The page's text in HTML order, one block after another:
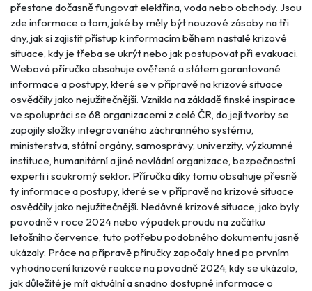
přestane dočasně fungovat elektřina, voda nebo obchody. Jsou
zde informace o tom, jaké by měly být nouzové zásoby na tři
dny, jak si zajistit přístup k informacím během nastalé krizové
situace, kdy je třeba se ukrýt nebo jak postupovat při evakuaci.
Webová příručka obsahuje ověřené a státem garantované
informace a postupy, které se v přípravě na krizové situace
osvědčily jako nejužitečnější. Vznikla na základě finské inspirace
ve spolupráci se 68 organizacemi z celé ČR, do její tvorby se
zapojily složky integrovaného záchranného systému,
ministerstva, státní orgány, samosprávy, univerzity, výzkumné
instituce, humanitární a jiné nevládní organizace, bezpečnostní
experti i soukromý sektor. Příručka díky tomu obsahuje přesně
ty informace a postupy, které se v přípravě na krizové situace
osvědčily jako nejužitečnější. Nedávné krizové situace, jako byly
povodně v roce 2024 nebo výpadek proudu na začátku
letošního července, tuto potřebu podobného dokumentu jasně
ukázaly. Práce na přípravě příručky započaly hned po prvním
vyhodnocení krizové reakce na povodně 2024, kdy se ukázalo,
jak důležité je mít aktuální a snadno dostupné informace o